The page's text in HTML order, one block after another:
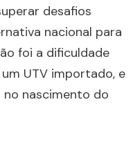
desafios
nacional para
foi a dificuldade
UTV importado, e
nascimento do